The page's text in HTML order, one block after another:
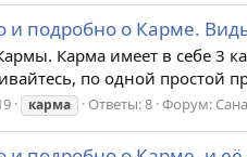
и подробно о Карме.
Карма имеет в себе 3
по одной простой
карма Ответы: 8 Форум: